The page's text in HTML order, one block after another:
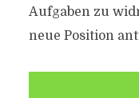
Aufgaben zu
neue Position